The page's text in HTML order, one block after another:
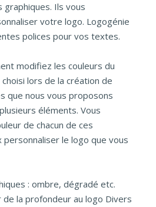
Ils vous
votre logo. Logogénie
polices pour vos textes.
modifiez les couleurs du
lors de la création de
que nous vous proposons
éléments. Vous
de chacun de ces
le logo que vous
: ombre, dégradé etc.
la profondeur au logo Divers